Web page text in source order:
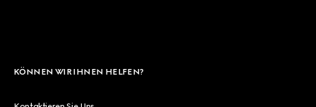
KÖNNEN WIR IHNEN HELFEN?